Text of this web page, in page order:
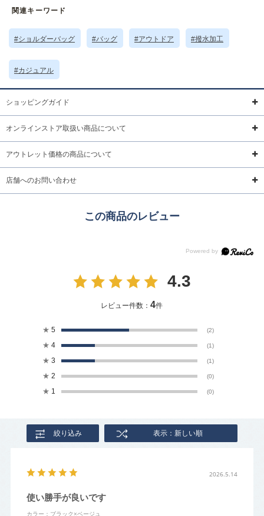
素材・原材料
サイズについて
関連キーワード
#ショルダーバッグ #バッグ #アウトドア #撥水加工
#カジュアル
ショッピングガイド
オンラインストア取扱い商品について
アウトレット価格の商品について
店舗へのお問い合わせ
この商品のレビュー
4.3
レビュー件数：4件
★ 5 (2)
★ 4 (1)
★ 3 (1)
★ 2 (0)
★ 1 (0)
絞り込み 表示：新しい順
2026.5.14
使い勝手が良いです
カラー：ブラック×ベージュ